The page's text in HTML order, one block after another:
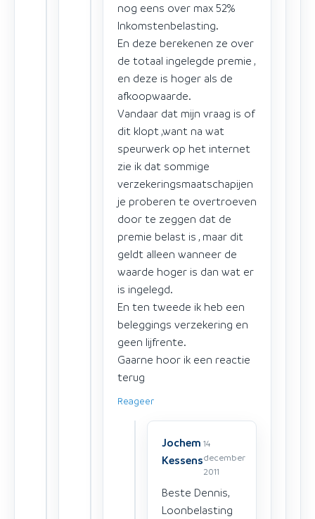
nog eens over max 52%
Inkomstenbelasting.
En deze berekenen ze over
de totaal ingelegde premie ,
en deze is hoger als de
afkoopwaarde.
Vandaar dat mijn vraag is of
dit klopt ,want na wat
speurwerk op het internet
zie ik dat sommige
verzekeringsmaatschapijen
je proberen te overtroeven
door te zeggen dat de
premie belast is , maar dit
geldt alleen wanneer de
waarde hoger is dan wat er
is ingelegd.
En ten tweede ik heb een
beleggings verzekering en
geen lijfrente.
Gaarne hoor ik een reactie
terug
Reageer
Jochem
Kessens
14
december
2011
Beste Dennis,
Loonbelasting